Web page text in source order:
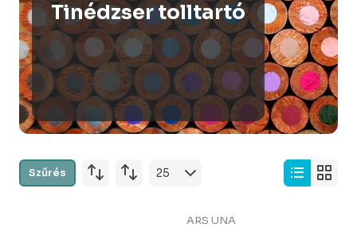
Tinédzser tolltartó
Szűrés
ARS UNA